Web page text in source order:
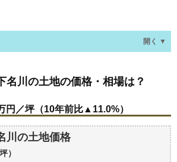
開く ▼
、2.6万円／坪（10年前比▲11.0%）
析しよう
ら
人口予想から検討しよう
名川の土地の価格・相場は？
円／坪（10年前比▲11.0%）
川の土地価格
）